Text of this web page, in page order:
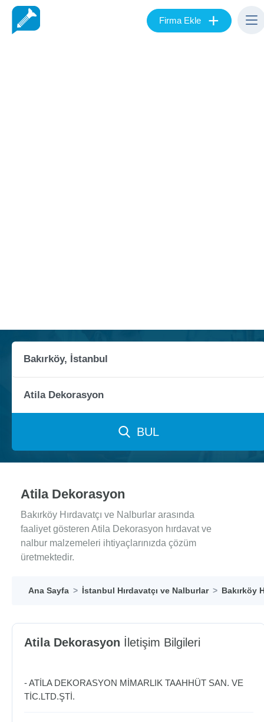
Firma Ekle +
BUL
Atila Dekorasyon
Bakırköy Hırdavatçı ve Nalburlar arasında
faaliyet gösteren Atila Dekorasyon hırdavat ve
nalbur malzemeleri ihtiyaçlarınızda çözüm
üretmektedir.
Ana Sayfa İstanbul Hırdavatçı ve Nalburlar Bakırköy
Atila Dekorasyon İletişim Bilgileri
- ATİLA DEKORASYON MİMARLIK TAAHHÜT SAN. VE
TİC.LTD.ŞTİ.